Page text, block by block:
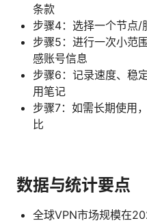
条款
步骤4：选择一个节点/
步骤5：进行一次小范
感账号信息
步骤6：记录速度、稳
用笔记
步骤7：如需长期使用
比
数据与统计要点
全球VPN市场规模在